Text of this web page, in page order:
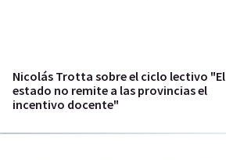
Nicolás Trotta sobre el ciclo lectivo "El
estado no remite a las provincias el
incentivo docente"